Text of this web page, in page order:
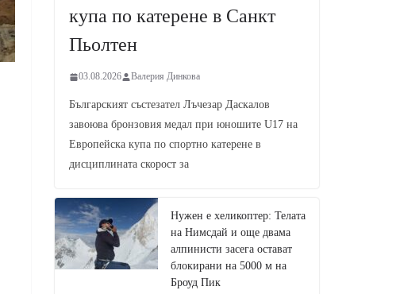
купа по катерене в Санкт
Пьолтен
03.08.2026 Валерия Динкова
Българският състезател Лъчезар Даскалов
завоюва бронзовия медал при юношите U17 на
Европейска купа по спортно катерене в
дисциплината скорост за
Нужен е хеликоптер: Телата
на Нимсдай и още двама
алпинисти засега остават
блокирани на 5000 м на
Броуд Пик